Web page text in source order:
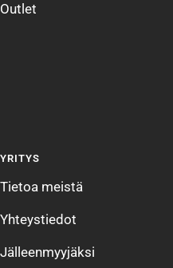
Outlet
YRITYS
Tietoa meistä
Yhteystiedot
Jälleenmyyjäksi